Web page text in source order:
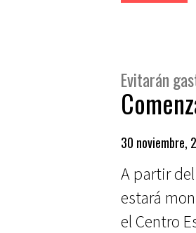
Evitarán
30 noviembre,
A partir
estará
el Centro